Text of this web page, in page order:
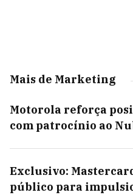
Mais de Marketing
Motorola reforça
com patrocínio ao
Exclusivo:
público para